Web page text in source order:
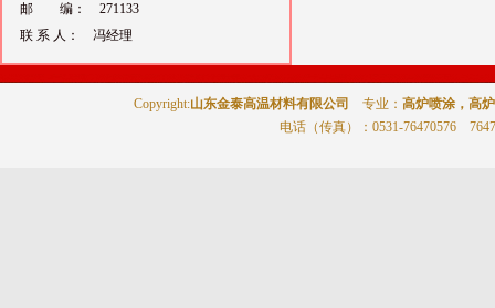
邮 编： 271133
联 系 人： 冯经理
Copyright:山东金泰高温材料有限公司 专业： 高炉喷涂，高
电话（传真）
：0531-76470576